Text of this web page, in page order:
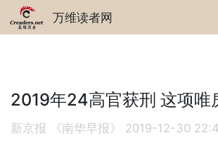
万维读者网
2019年24高官获刑 这项唯
新京报 《南华早报》 2019-12-30